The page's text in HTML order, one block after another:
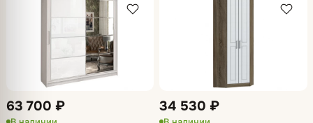
63 700 ₽ 34 530 ₽